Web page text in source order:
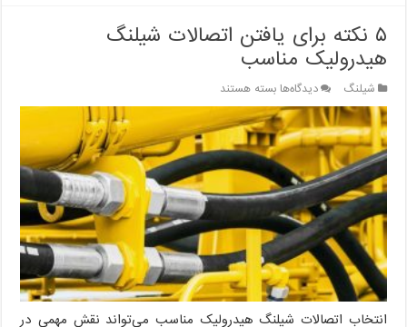
۵ نکته برای یافتن اتصالات شیلنگ
هیدرولیک مناسب
شیلنگ دیدگاه‌هابرای
۵
نکته
برای
یافتن
اتصالات
شیلنگ
هیدرولیک
مناسب
بسته هستند
انتخاب اتصالات شیلنگ هیدرولیک مناسب می‌تواند نقش مهمی در